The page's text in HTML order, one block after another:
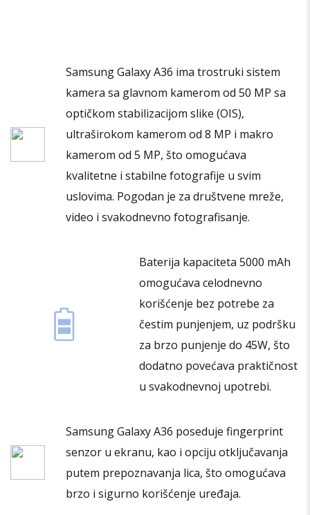
izabrane
na
stranici
proizvoda.
Samsung Galaxy A36 ima trostruki sistem
kamera sa glavnom kamerom od 50 MP sa
optičkom stabilizacijom slike (OIS),
ultraširokom kamerom od 8 MP i makro
kamerom od 5 MP, što omogućava
kvalitetne i stabilne fotografije u svim
uslovima. Pogodan je za društvene mreže,
video i svakodnevno fotografisanje.
Baterija kapaciteta 5000 mAh
omogućava celodnevno
korišćenje bez potrebe za
čestim punjenjem, uz podršku
za brzo punjenje do 45W, što
dodatno povećava praktičnost
u svakodnevnoj upotrebi.
Samsung Galaxy A36 poseduje fingerprint
senzor u ekranu, kao i opciju otključavanja
putem prepoznavanja lica, što omogućava
brzo i sigurno korišćenje uređaja.